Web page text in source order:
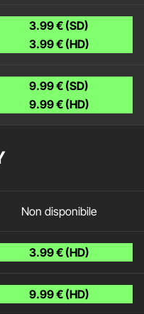
3.99 € (SD)
3.99 € (HD)
9.99 € (SD)
9.99 € (HD)
Non disponibile
3.99 € (HD)
9.99 € (HD)